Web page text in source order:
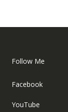
Follow Me
Facebook
YouTube